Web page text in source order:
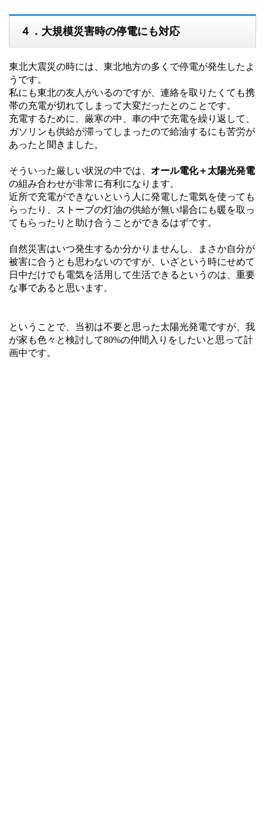
４．大規模災害時の停電にも対応
東北大震災の時には、東北地方の多くで停電が発生したよ
うです。
私にも東北の友人がいるのですが、連絡を取りたくても携
帯の充電が切れてしまって大変だったとのことです。
充電するために、厳寒の中、車の中で充電を繰り返して、
ガソリンも供給が滞ってしまったので給油するにも苦労が
あったと聞きました。
そういった厳しい状況の中では、 オール電化＋太陽光発電
の組み合わせが非常に有利になります。
近所で充電ができないという人に発電した電気を使っても
らったり、ストーブの灯油の供給が無い場合にも暖を取っ
てもらったりと助け合うことができるはずです。
自然災害はいつ発生するか分かりませんし、まさか自分が
被害に合うとも思わないのですが、いざという時にせめて
日中だけでも電気を活用して生活できるというのは、重要
な事であると思います。
ということで、当初は不要と思った太陽光発電ですが、我
が家も色々と検討して80%の仲間入りをしたいと思って計
画中です。